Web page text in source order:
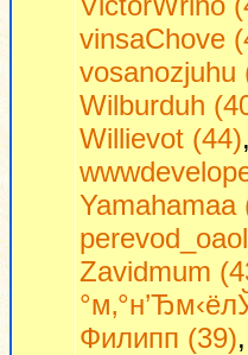
vinsaChove
vosanozjuhu
Wilburduh
Willievot (44),
Yamahamaa
Zavidmum
Филипп (39),